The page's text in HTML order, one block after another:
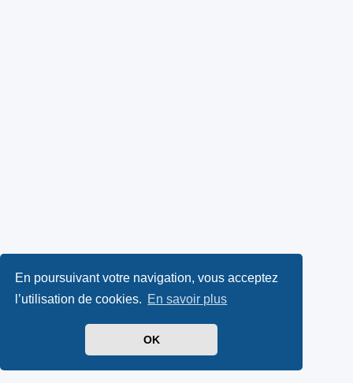
En poursuivant votre navigation, vous acceptez
l’utilisation de cookies. En savoir plus
OK